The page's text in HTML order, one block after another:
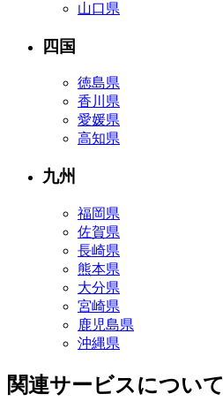
山口県
四国
徳島県
香川県
愛媛県
高知県
九州
福岡県
佐賀県
長崎県
熊本県
大分県
宮崎県
鹿児島県
沖縄県
関連サービスについて